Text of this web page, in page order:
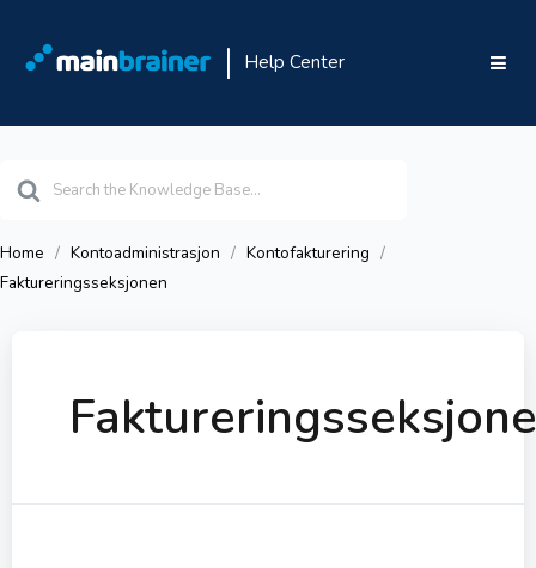
Help Center
For
Home Kontoadministrasjon
Kontofakturering
Faktureringsseksjonen